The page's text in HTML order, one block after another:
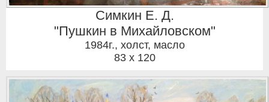
Симкин Е. Д.
"Пушкин в Михайловском"
1984г., холст, масло
83 x 120